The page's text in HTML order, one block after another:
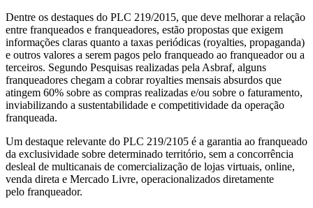
Dentre os destaques do PLC 219/2015, que deve melhorar a relação
entre franqueados e franqueadores, estão propostas que exigem
informações claras quanto a taxas periódicas (royalties, propaganda)
e outros valores a serem pagos pelo franqueado ao franqueador ou a
terceiros. Segundo Pesquisas realizadas pela Asbraf, alguns
franqueadores chegam a cobrar royalties mensais absurdos que
atingem 60% sobre as compras realizadas e/ou sobre o faturamento,
inviabilizando a sustentabilidade e competitividade da operação
franqueada.
Um destaque relevante do PLC 219/2105 é a garantia ao franqueado
da exclusividade sobre determinado território, sem a concorrência
desleal de multicanais de comercialização de lojas virtuais, online,
venda direta e Mercado Livre, operacionalizados diretamente
pelo franqueador.